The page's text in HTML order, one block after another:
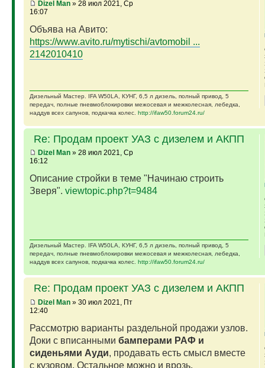
Dizel Man» 28 июл 2021, Ср
16:07
Объява на Авито:
https://www.avito.ru/mytischi/avtomobil ...
2142010410
Дизельный Мастер. IFA W50LA, КУНГ, 6,5 л дизель, полный привод, 5
передач, полные пневмоблокировки межосевая и межколесная, лебедка,
наддув всех сапунов, подкачка колес. http://ifaw50.forum24.ru/
Re: Продам проект УАЗ с дизелем и АКПП
Dizel Man» 28 июл 2021, Ср
16:12
Описание стройки в теме "Начинаю строить
Зверя". viewtopic.php?t=9484
Дизельный Мастер. IFA W50LA, КУНГ, 6,5 л дизель, полный привод, 5
передач, полные пневмоблокировки межосевая и межколесная, лебедка,
наддув всех сапунов, подкачка колес. http://ifaw50.forum24.ru/
Re: Продам проект УАЗ с дизелем и АКПП
Dizel Man» 30 июл 2021, Пт
12:40
Рассмотрю варианты раздельной продажи узлов.
Доки с вписанными бамперами РАФ и
сиденьями Ауди, продавать есть смысл вместе
с кузовом. Остальное можно и врозь.